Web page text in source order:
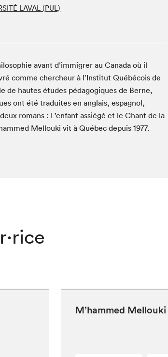
de lecture Braindate
Public
du Festival littéraire international Metropolis
en cadeau
PRO
LAVAL (PUL)
avant d’immigrer au Canada où il
comme chercheur à l’Institut Québécois de
de hautes études pédagogiques de Berne,
ont été traduites en anglais, espagnol,
romans : L’enfant assiégé et le Chant de la
Mellouki vit à Québec depuis 1977.
M’hammed